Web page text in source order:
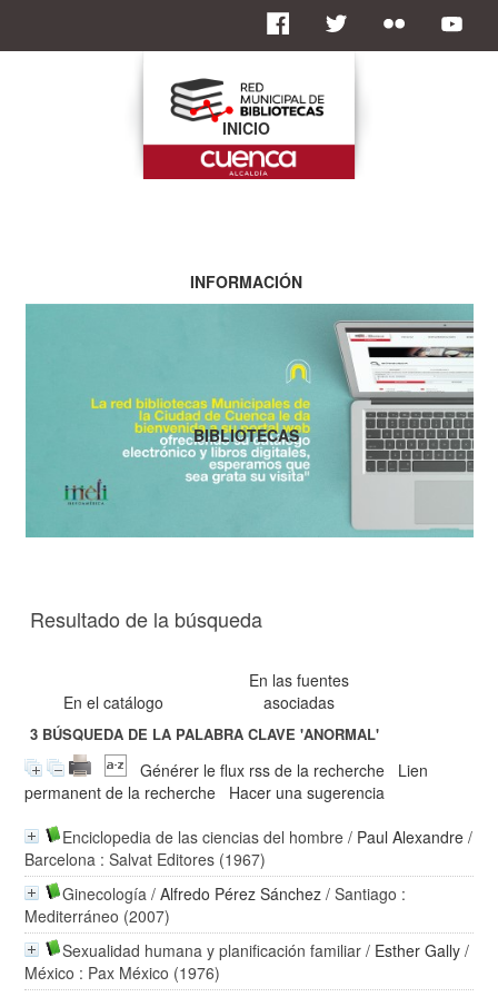
Resultado de la búsqueda
En el catálogo
En las fuentes
asociadas
3 BÚSQUEDA DE LA PALABRA CLAVE'ANORMAL'
Générer le flux rss de la recherche
Lien
permanent de la recherche
Hacer una sugerencia
Enciclopedia de las ciencias del hombre / Paul Alexandre /
Barcelona : Salvat Editores (1967)
Ginecología /Alfredo Pérez Sánchez / Santiago :
Mediterráneo (2007)
Sexualidad humana y planificación familiar / Esther Gally /
México : Pax México (1976)
INICIO
INFORMACIÓN
BIBLIOTECAS